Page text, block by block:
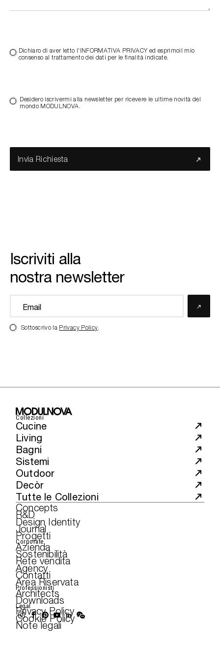
Dichiaro di aver letto l'INFORMATIVA PRIVACY ed esprimoil mio
consenso al trattamento dei dati per le finalità indicate.
Desidero iscrivermi alla newsletter per ricevere le ultime novità del
mondo MODULNOVA.
Invia Richiesta
Iscriviti alla
nostra newsletter
Sottoscrivo la Privacy Policy.
Collezioni
Cucine
Living
Bagni
Sistemi
Outdoor
Decòr
Tutte le Collezioni
Concepts
R&D
Design Identity
Journal
Progetti
Corporate
Azienda
Sostenibilità
Rete vendita
Agency
Contatti
Area Riservata
Professionisti
Architects
Downloads
Legal
Privacy Policy
Cookie Policy
Note legali